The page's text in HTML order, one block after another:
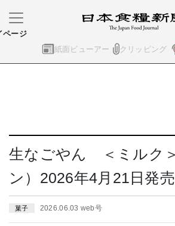
紙面ビューアー クリッピング
ページ
生なごやん ＜ミルク
ン）2026年4月21日発売
菓子 2026.06.03 web号